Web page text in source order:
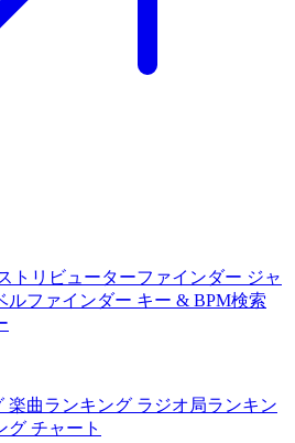
トリビューターファインダー ジャ
ルファインダー キー & BPM検索
楽曲ランキング ラジオ局ランキン
グ チャート